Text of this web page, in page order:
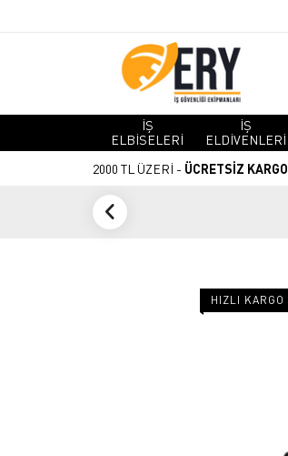
İŞ
ELBİSELERİ
İŞ
ELDİVENLERİ
2000 TL ÜZERİ - ÜCRETSİZ KARGO
HIZLI KARGO